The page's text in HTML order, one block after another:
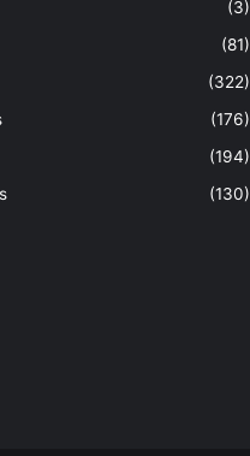
(3)
(81)
(322)
(176)
(194)
(130)